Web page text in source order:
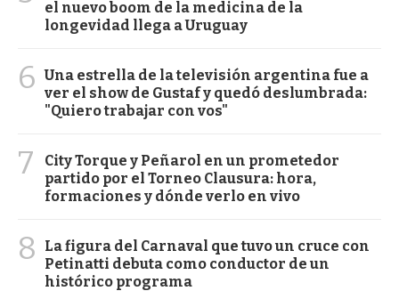
el nuevo boom de la medicina de la
longevidad llega a Uruguay
6 Una estrella de la televisión argentina fue a
ver el show de Gustaf y quedó deslumbrada:
"Quiero trabajar con vos"
7
City Torque y Peñarol en un prometedor
partido por el Torneo Clausura: hora,
formaciones y dónde verlo en vivo
8
La figura del Carnaval que tuvo un cruce con
Petinatti debuta como conductor de un
histórico programa